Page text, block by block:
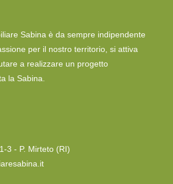
Sabina è da sempre indipendente
per il nostro territorio, si attiva
a realizzare un progetto
la Sabina.
3 - P. Mirteto (RI)